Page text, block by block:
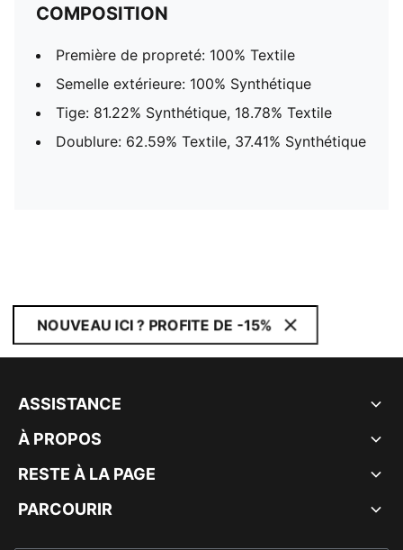
COMPOSITION
Première de propreté: 100% Textile
Semelle extérieure: 100% Synthétique
Tige: 81.22% Synthétique, 18.78% Textile
Doublure: 62.59% Textile, 37.41% Synthétique
NOUVEAU ICI ? PROFITE DE -15%
ASSISTANCE
À PROPOS
RESTE À LA PAGE
PARCOURIR